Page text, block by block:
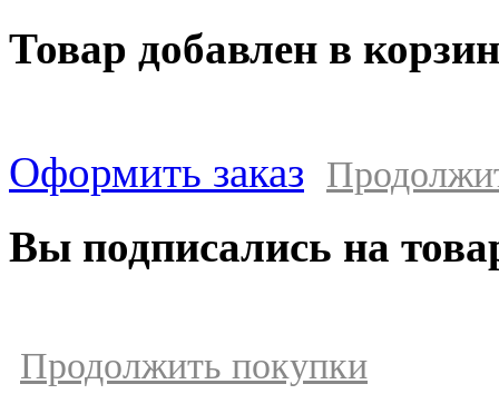
Товар добавлен в
Оформить заказ
Вы подписались на
Продолжить покупки